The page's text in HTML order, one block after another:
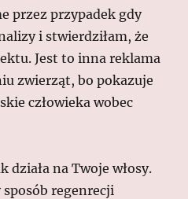
przez przypadek gdy
i stwierdziłam, że
Jest to inna reklama
zwierząt, bo pokazuje
człowieka wobec
działa na Twoje włosy.
regenrecji